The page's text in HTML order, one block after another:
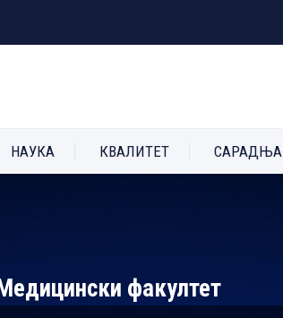
НАУКА КВАЛИТЕТ САРАДЊА
факултет